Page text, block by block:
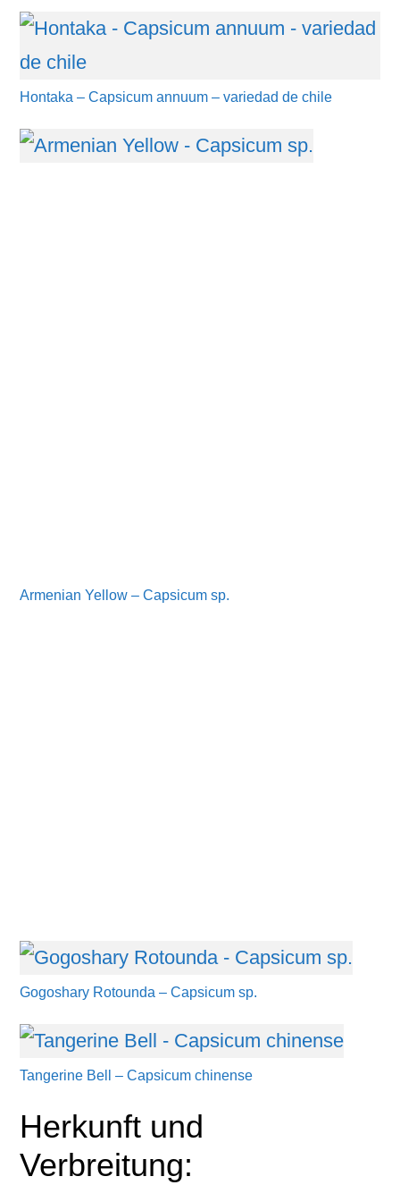
Hontaka – Capsicum annuum – variedad de chile
Armenian Yellow – Capsicum sp.
Gogoshary Rotounda – Capsicum sp.
Tangerine Bell – Capsicum chinense
Herkunft und
Verbreitung: